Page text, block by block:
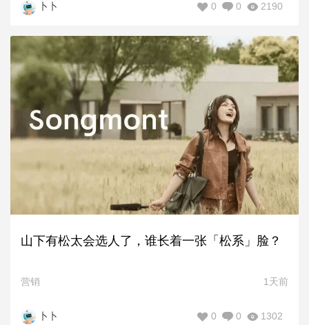
卜卜 2190
0
0
山下有松太会选人了，谁长着一张「松系」脸？
营销 1天前
卜卜 1302
0
0